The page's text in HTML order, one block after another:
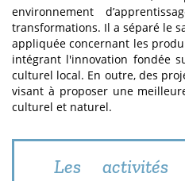
environnement
transformations. Il a séparé le
appliquée concernant les
intégrant l'innovation fondée
culturel local. En outre, des
visant à proposer une
culturel et naturel.
Les